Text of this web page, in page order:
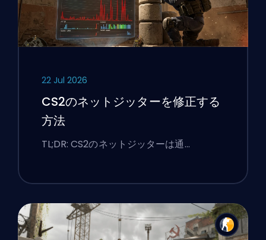
22 Jul 2026
CS2のネットジッターを修正する
方法
TL;DR: CS2のネットジッターは通…